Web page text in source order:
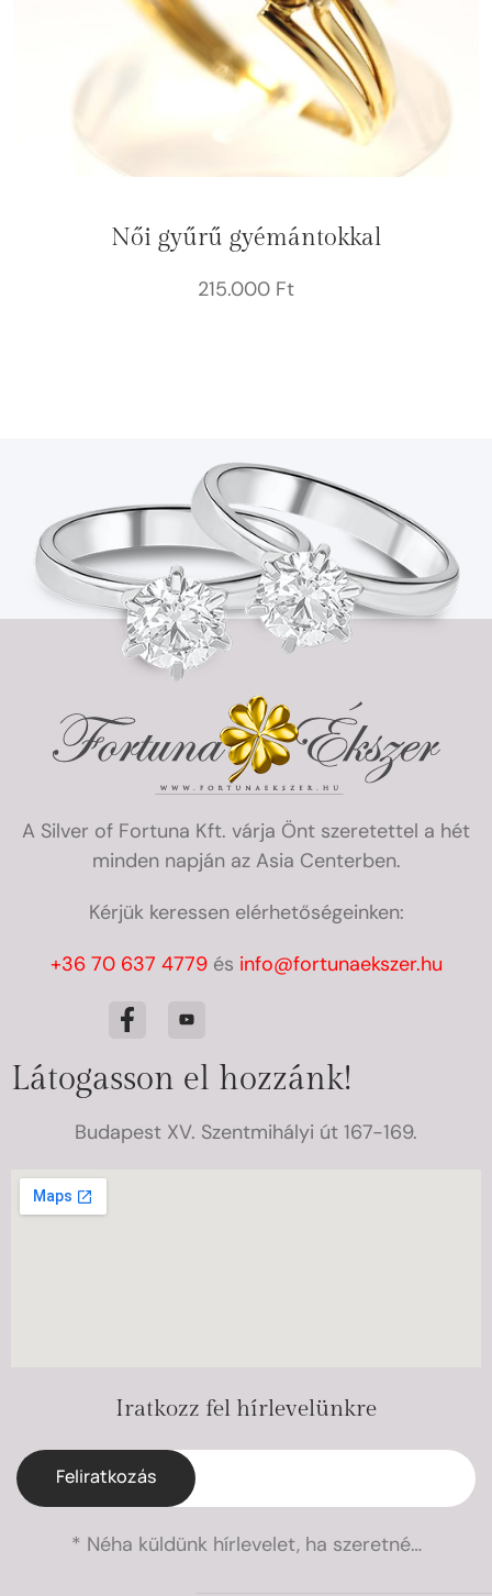
Női gyűrű gyémántokkal
215.000 Ft
A Silver of Fortuna Kft. várja Önt szeretettel a hét
minden napján az Asia Centerben.
Kérjük keressen elérhetőségeinken:
+36 70 637 4779és info@fortunaekszer.hu
Látogasson el hozzánk!
Budapest XV. Szentmihályi út 167-169.
Iratkozz fel hírlevelünkre
Feliratkozás
* Néha küldünk hírlevelet, ha szeretné…